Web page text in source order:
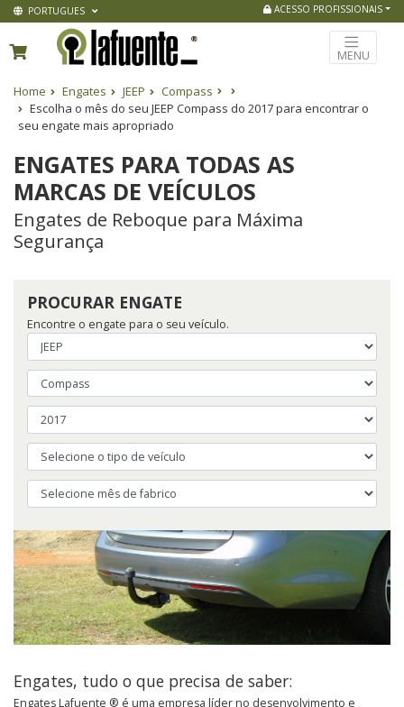
PORTUGUES ACESSO PROFISSIONAIS
MENU
Home Engates JEEP
Compass
Escolha o mês do seu JEEP Compass do 2017 para encontrar o
seu engate mais apropriado
ENGATES PARA TODAS AS
MARCAS DE VEÍCULOS
Engates de Reboque para Máxima
Segurança
PROCURAR ENGATE
Encontre o engate para o seu veículo.
Engates, tudo o que precisa de saber:
Engates Lafuente ® é uma empresa líder no desenvolvimento e